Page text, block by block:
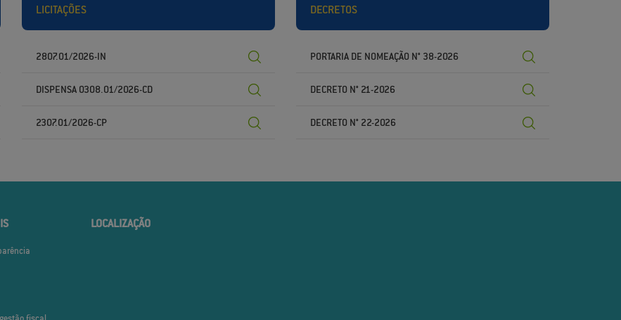
LICITAÇÕES
2807.01/2026-IN
DISPENSA 0308.01/2026-CD
2307.01/2026-CP
DECRETOS
PORTARIA DE NOMEAÇÃO N° 38-2026
DECRETO N° 21-2026
DECRETO N° 22-2026
LOCALIZAÇÃO